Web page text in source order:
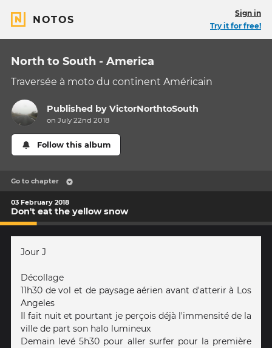
NOTOS
Sign in
Try it for free!
North to South - America
Traversée à moto du continent Américain
Published byVictorNorthtoSouth
on July 22nd 2018
Follow this album
Go to chapter
03 February 2018
Don't eat the yellow snow
Jour J
Décollage
11h30 de vol et de paysage aérien avant d'atterir à Los
Angeles
Il fait nuit et pourtant je perçois déjà l'immensité de la
ville de part son halo lumineux
Demain levé 5h30 pour aller surfer pour la première